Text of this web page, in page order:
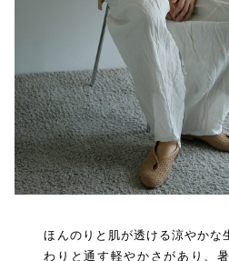
ほんのりと肌が透ける涼やかな
わりと通す軽やかさがあり、